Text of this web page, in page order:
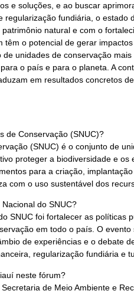
e soluções, e ao buscar
regularização fundiária, o estado
natural e com o
o potencial de gerar
unidades de conservação
o país e para o planeta. A
em resultados concretos
de Conservação (SNUC)?
(SNUC) é o conjunto de
proteger a biodiversidade e os
para a criação,
com o uso sustentável dos
do SNUC?
SNUC foi fortalecer as políticas
em todo o país. O
de experiências e o debate
regularização fundiária e
neste fórum?
de Meio Ambiente e